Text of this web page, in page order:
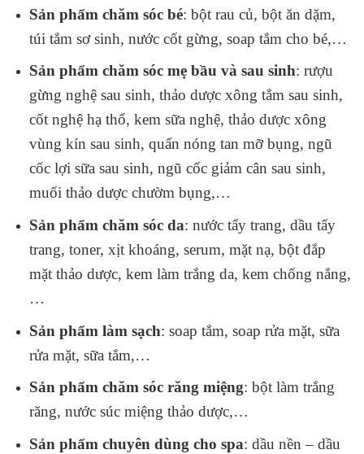
Sản phẩm chăm sóc bé: bột rau củ, bột ăn dặm,
túi tắm sơ sinh, nước cốt gừng, soap tắm cho bé,…
Sản phẩm chăm sóc mẹ bầu và sau sinh: rượu
gừng nghệ sau sinh, thảo dược xông tắm sau sinh,
cốt nghệ hạ thổ, kem sữa nghệ, thảo dược xông
vùng kín sau sinh, quấn nóng tan mỡ bụng, ngũ
cốc lợi sữa sau sinh, ngũ cốc giảm cân sau sinh,
muối thảo dược chườm bụng,…
Sản phẩm chăm sóc da: nước tẩy trang, dầu tẩy
trang, toner, xịt khoáng, serum, mặt nạ, bột đắp
mặt thảo dược, kem làm trắng da, kem chống nắng,
…
Sản phẩm làm sạch: soap tắm, soap rửa mặt, sữa
rửa mặt, sữa tắm,…
Sản phẩm chăm sóc răng miệng: bột làm trắng
răng, nước súc miệng thảo dược,…
Sản phẩm chuyên dùng cho spa: dầu nền – dầu